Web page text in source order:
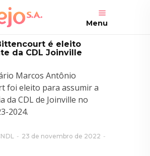
Menu
é eleito
da CDL Joinville
Marcos Antônio
foi eleito para assumir a
da CDL de Joinville no
2024.
23 de novembro de 2022